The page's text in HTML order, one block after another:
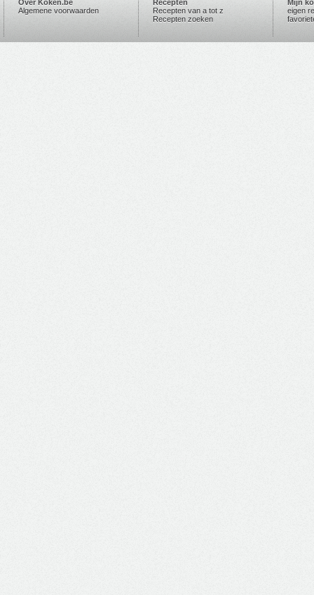
Over Koken.be
Algemene voorwaarden
Recepten
Recepten van a tot z
Recepten zoeken
Mijn
eigen